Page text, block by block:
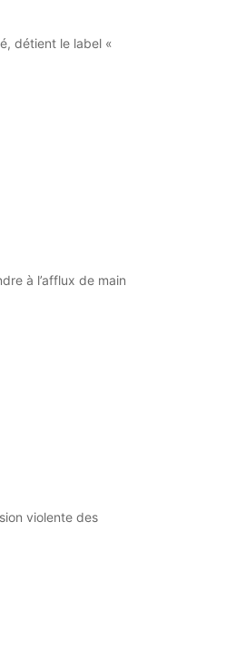
détient le label «
à l’afflux de main
violente des